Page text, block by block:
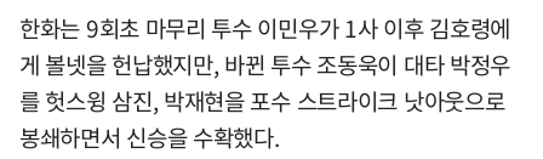
한화는 9회초 마무리 투수 이민우가 1사 이후 김호령에
게 볼넷을 헌납했지만, 바뀐 투수 조동욱이 대타 박정우
를 헛스윙 삼진, 박재현을 포수 스트라이크 낫아웃으로
봉쇄하면서 신승을 수확했다.